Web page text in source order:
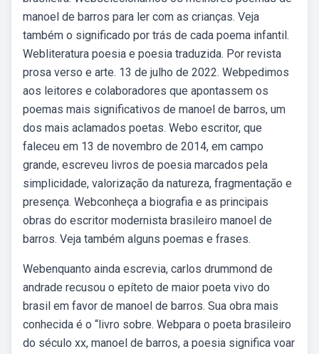
manoel de barros para ler com as crianças. Veja
também o significado por trás de cada poema infantil.
Webliteratura poesia e poesia traduzida. Por revista
prosa verso e arte. 13 de julho de 2022. Webpedimos
aos leitores e colaboradores que a­pon­tassem os
poemas mais significativos de manoel de barros, um
dos mais aclamados poetas. Webo escritor, que
faleceu em 13 de novembro de 2014, em campo
grande, escreveu livros de poesia marcados pela
simplicidade, valorização da natureza, fragmentação e
presença. Webconheça a biografia e as principais
obras do escritor modernista brasileiro manoel de
barros. Veja também alguns poemas e frases.
Webenquanto ainda escrevia, carlos drummond de
andrade recusou o epíteto de maior poeta vivo do
brasil em favor de manoel de barros. Sua obra mais
conhecida é o “livro sobre. Webpara o poeta brasileiro
do século xx, manoel de barros, a poesia significa voar